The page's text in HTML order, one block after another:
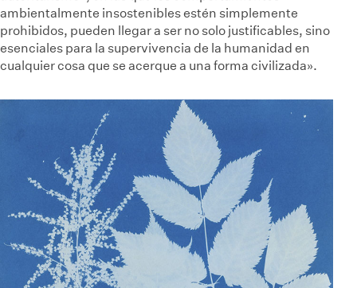
ambientalmente insostenibles estén simplemente
prohibidos, pueden llegar a ser no solo justificables, sino
esenciales para la supervivencia de la humanidad en
cualquier cosa que se acerque a una forma civilizada».